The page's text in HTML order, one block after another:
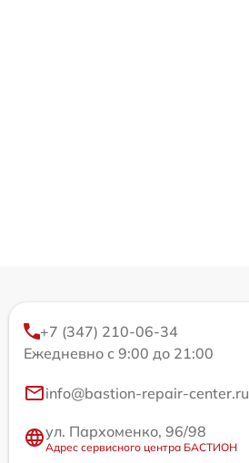
+7 (347) 210-06-34
Ежедневно с 9:00 до 21:00
info@bastion-repair-center.ru
ул. Пархоменко, 96/98
Адрес сервисного центра БАСТИОН